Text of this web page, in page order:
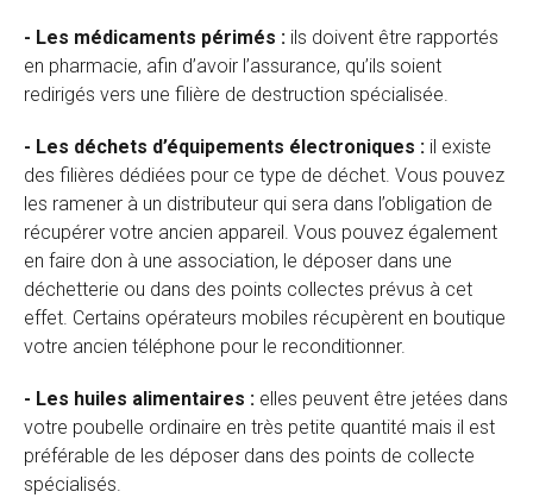
- Les médicaments périmés : ils doivent être rapportés
en pharmacie, afin d’avoir l’assurance, qu’ils soient
redirigés vers une filière de destruction spécialisée.
- Les déchets d’équipements électroniques : il existe
des filières dédiées pour ce type de déchet. Vous pouvez
les ramener à un distributeur qui sera dans l’obligation de
récupérer votre ancien appareil. Vous pouvez également
en faire don à une association, le déposer dans une
déchetterie ou dans des points collectes prévus à cet
effet. Certains opérateurs mobiles récupèrent en boutique
votre ancien téléphone pour le reconditionner.
- Les huiles alimentaires : elles peuvent être jetées dans
votre poubelle ordinaire en très petite quantité mais il est
préférable de les déposer dans des points de collecte
spécialisés.